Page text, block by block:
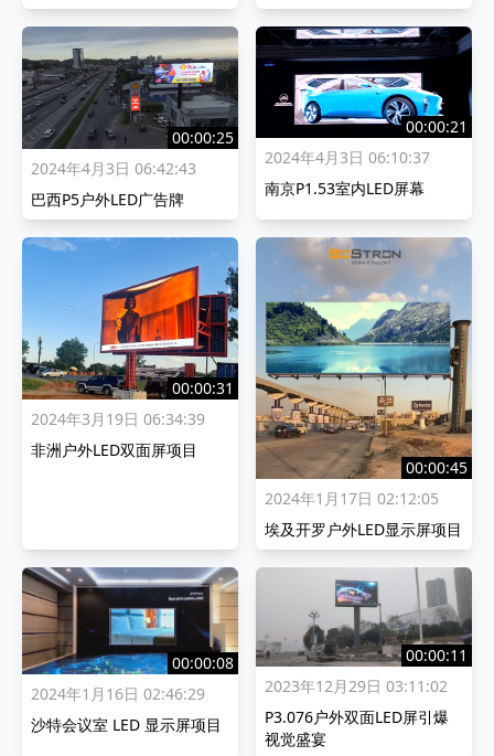
00:00:25
2024年4月3日 06:42:43
巴西P5户外LED广告牌
00:00:21
2024年4月3日 06:10:37
南京P1.53室内LED屏幕
00:00:31
2024年3月19日 06:34:39
非洲户外LED双面屏项目
00:00:45
2024年1月17日 02:12:05
埃及开罗户外LED显示屏项目
00:00:08
2024年1月16日 02:46:29
沙特会议室 LED 显示屏项目
00:00:11
2023年12月29日 03:11:02
P3.076户外双面LED屏引爆
视觉盛宴